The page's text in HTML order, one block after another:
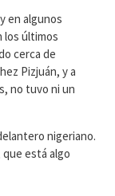
en algunos
los últimos
cerca de
Pizjuán, y a
no tuvo ni un
nigeriano.
está algo